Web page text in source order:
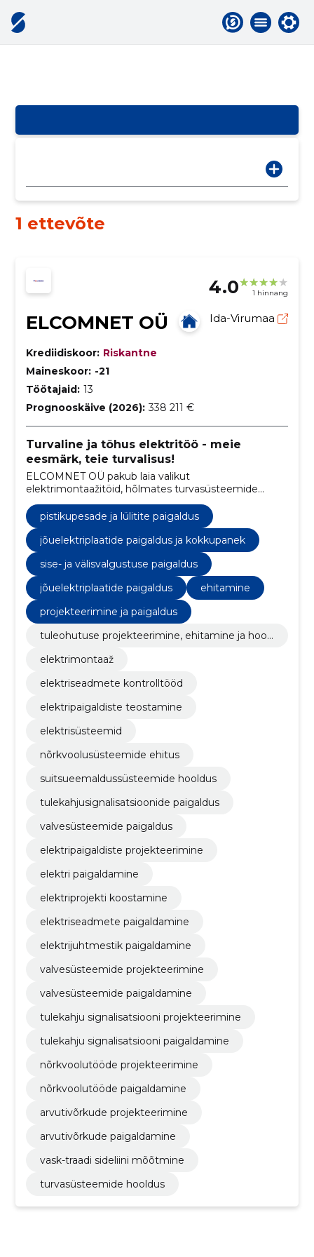
1 ettevõte
4.0 1 hinnang
ELCOMNET OÜ Ida-Virumaa
Krediidiskoor: Riskantne
Maineskoor: -21
Töötajaid: 13
Prognooskäive (2026): 338 211 €
Turvaline ja tõhus elektritöö - meie
eesmärk, teie turvalisus!
ELCOMNET OÜ pakub laia valikut
elektrimontaažitöid, hõlmates turvasüsteemide
hooldust, elektriseadmete paigaldamist ja nõrkvoolu
lahendusi.
pistikupesade ja lülitite paigaldus
jõuelektriplaatide paigaldus ja kokkupanek
sise- ja välisvalgustuse paigaldus
jõuelektriplaatide paigaldus
ehitamine
projekteerimine ja paigaldus
tuleohutuse projekteerimine, ehitamine ja hool
elektrimontaaž
elektriseadmete kontrolltööd
elektripaigaldiste teostamine
elektrisüsteemid
nõrkvoolusüsteemide ehitus
suitsueemaldussüsteemide hooldus
tulekahjusignalisatsioonide paigaldus
valvesüsteemide paigaldus
elektripaigaldiste projekteerimine
elektri paigaldamine
elektriprojekti koostamine
elektriseadmete paigaldamine
elektrijuhtmestik paigaldamine
valvesüsteemide projekteerimine
valvesüsteemide paigaldamine
tulekahju signalisatsiooni projekteerimine
tulekahju signalisatsiooni paigaldamine
nõrkvoolutööde projekteerimine
nõrkvoolutööde paigaldamine
arvutivõrkude projekteerimine
arvutivõrkude paigaldamine
vask-traadi sideliini mõõtmine
turvasüsteemide hooldus